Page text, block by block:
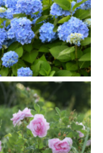
macrophylla —
sp. — Mawar